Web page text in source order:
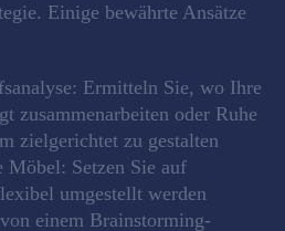
Einige bewährte Ansätze
Ermitteln Sie, wo Ihre
zusammenarbeiten oder Ruhe
zielgerichtet zu gestalten
Möbel: Setzen Sie auf
umgestellt werden
einem Brainstorming-